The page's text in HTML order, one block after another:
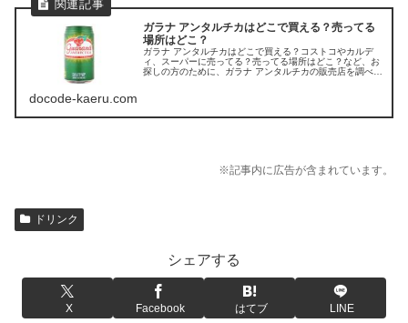
ガラナ アンタルチカはどこで買える？売ってる
場所はどこ？
ガラナ アンタルチカはどこで買える？コストコやカルデ
ィ、スーパーに売ってる？売ってる場所はどこ？など、お
探しの方のために、ガラナ アンタルチカの販売店を調べて
docode-kaeru.com
※記事内に広告が含まれています。
ドリンク
シェアする
X Facebook はてブ LINE